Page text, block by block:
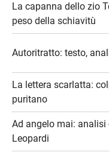
La capanna dello zio
peso della schiavitù
Autoritratto: testo,
La lettera scarlatta:
puritano
Ad angelo mai:
Leopardi